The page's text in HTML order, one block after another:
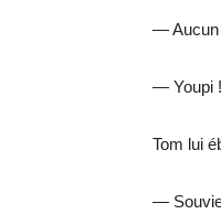
— Aucun
— Youpi !
Tom lui
—